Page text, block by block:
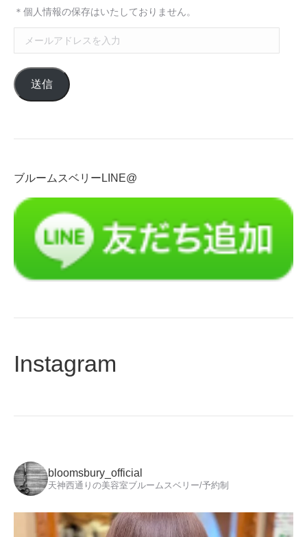
＊個人情報の保存はいたしておりません。
ー
ル
ア
ス
入
送信
ブルームスベリーLINE@
Instagram
bloomsbury_official
天神西通りの美容室ブルームスベリー/予約制